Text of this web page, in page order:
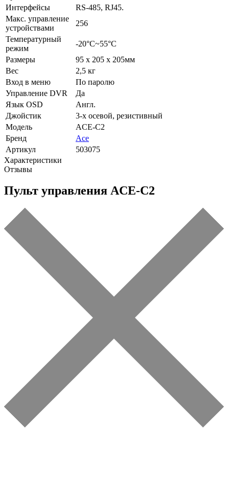
Интерфейсы
RS-485, RJ45.
Макс. управление
устройствами
256
Температурный
режим
-20°С~55°C
Размеры
95 x 205 x 205мм
Вес
2,5 кг
Вход в меню
По паролю
Управление DVR
Да
Язык OSD
Англ.
Джойстик
3-х осевой, резистивный
Модель
ACE-C2
Бренд
Ace
Артикул
503075
Характеристики
Отзывы
Пульт управления ACE-C2